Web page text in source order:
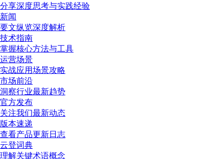
分享深度思考与实践经验
新闻
要文纵览深度解析
技术指南
掌握核心方法与工具
运营场景
实战应用场景攻略
市场前沿
洞察行业最新趋势
官方发布
关注我们最新动态
版本速递
查看产品更新日志
云登词典
理解关键术语概念